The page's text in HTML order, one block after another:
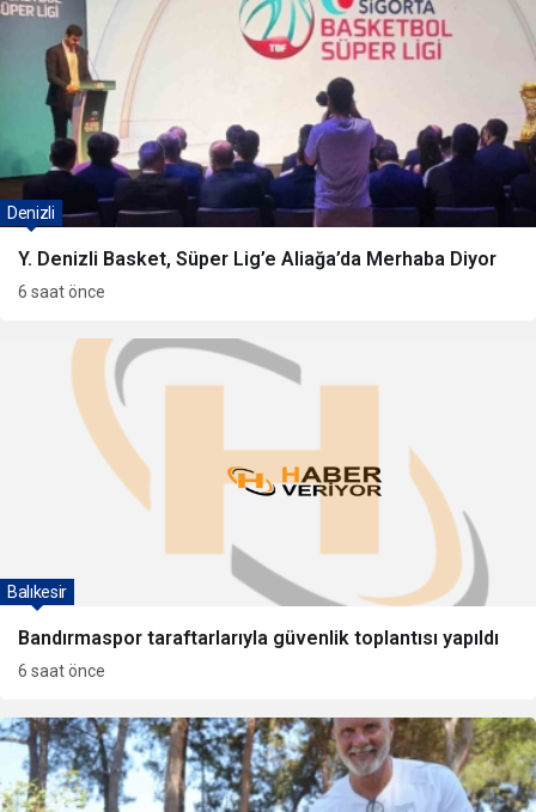
Y. Denizli Basket, Süper Lig’e Aliağa’da Merhaba Diyor
Denizli
6 saat önce
Bandırmaspor taraftarlarıyla güvenlik toplantısı yapıldı
Balıkesir
6 saat önce